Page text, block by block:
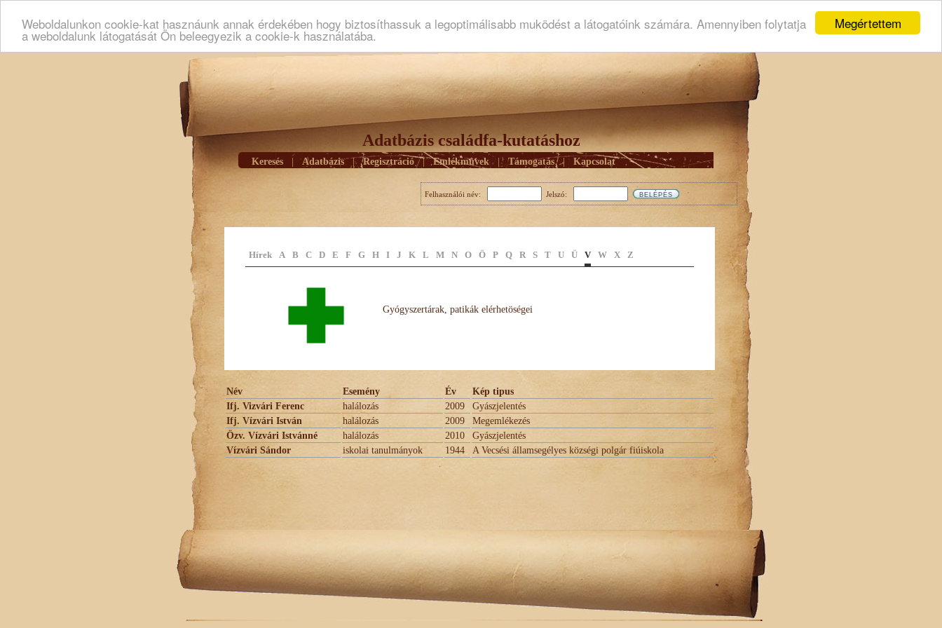
Megértettem
Weboldalunkon cookie-kat hasznáunk annak érdekében hogy biztosíthassuk a legoptimálisabb muködést a látogatóink számára. Amennyiben folytatja
a weboldalunk látogatását Ön beleegyezik a cookie-k használatába.
Adatbázis családfa-kutatáshoz
Keresés Adatbázis | Regisztráció | Emlékmûvek | Támogatás | Kapcsolat
Felhasználói név: Jelszó:
Hírek A B C D E F G H I J K L M N O Ö P Q R S T U Ü V W X Z
Gyógyszertárak, patikák elérhetöségei
Név Esemény Év
Kép tipus
Ifj. Vizvári Ferenc
halálozás 2009
Gyászjelentés
Ifj. Vízvári István
halálozás 2009
Megemlékezés
Özv. Vízvári Istvánné
halálozás 2010
Gyászjelentés
Vízvári Sándor
iskolai tanulmányok 1944 A Vecsési államsegélyes községi polgár fiúiskola